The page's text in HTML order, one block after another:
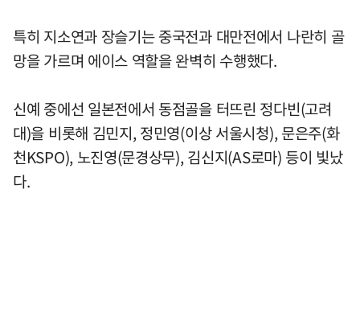
특히 지소연과 장슬기는 중국전과 대만전에서 나란히 골
망을 가르며 에이스 역할을 완벽히 수행했다.
신예 중에선 일본전에서 동점골을 터뜨린 정다빈(고려
대)을 비롯해 김민지, 정민영(이상 서울시청), 문은주(화
천KSPO), 노진영(문경상무), 김신지(AS로마) 등이 빛났
다.